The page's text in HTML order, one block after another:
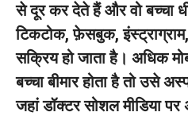
से दूर कर देते हैं और वो बच्चा
टिकटोक, फ़ेसबुक,
सक्रिय हो जाता है। अधिक
बच्चा बीमार होता है तो उसे
जहां डॉक्टर सोशल मीडिया